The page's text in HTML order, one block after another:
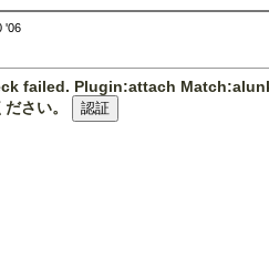
'06
failed. Plugin:attach
さい。